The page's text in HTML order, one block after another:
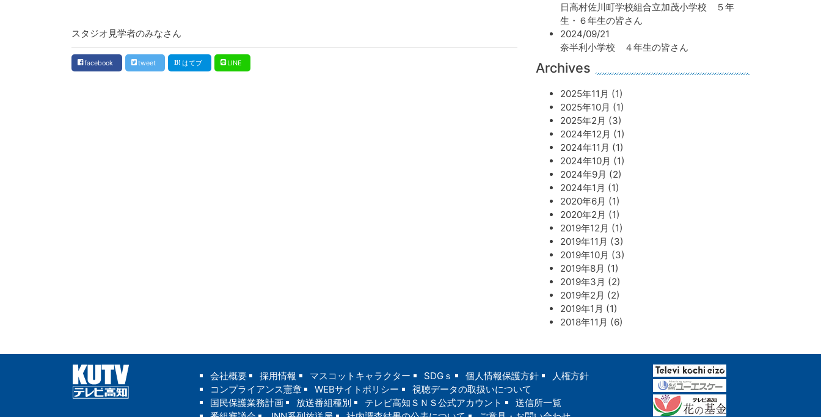
スタジオ見学者のみなさん
facebook tweet はてブ LINE
日高村佐川町学校組合立加茂小学校 ５年
生・６年生の皆さん
2024/09/21
奈半利小学校 ４年生の皆さん
Archives
2025年11月 (1)
2025年10月 (1)
2025年2月 (3)
2024年12月 (1)
2024年11月 (1)
2024年10月 (1)
2024年9月 (2)
2024年1月 (1)
2020年6月 (1)
2020年2月 (1)
2019年12月 (1)
2019年11月 (3)
2019年10月 (3)
2019年8月 (1)
2019年3月 (2)
2019年2月 (2)
2019年1月 (1)
2018年11月 (6)
会社概要 採用情報 マスコットキャラクター SDGｓ 個人情報保護方針
人権方針
コンプライアンス憲章
WEBサイトポリシー
視聴データの取扱いについて
国民保護業務計画
放送番組種別 テレビ高知ＳＮＳ公式アカウント
送信所一覧